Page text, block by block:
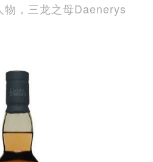
，三龙之母Daenerys